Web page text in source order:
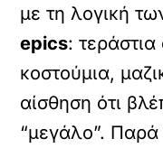
με τη λογική
epics:
κοστούμια,
αίσθηση ότι
“μεγάλο”.